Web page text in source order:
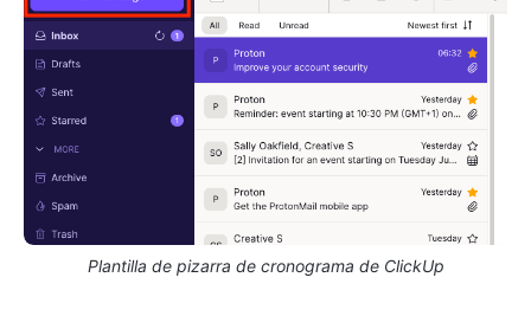
Plantilla de pizarra de cronograma de ClickUp